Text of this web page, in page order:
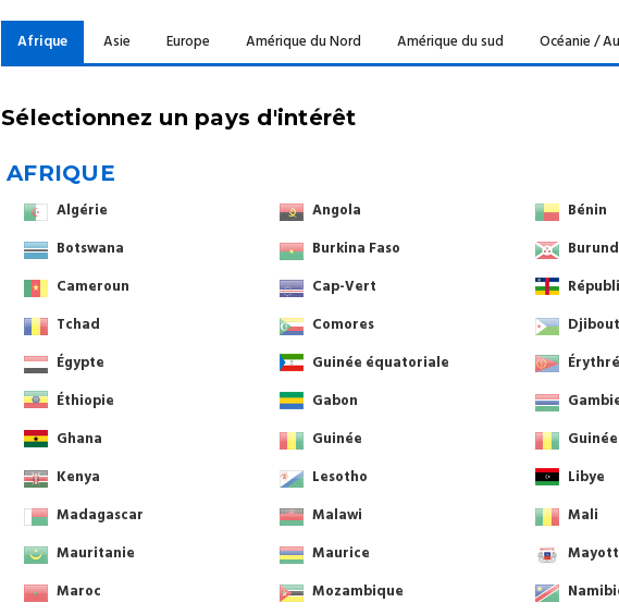
Afrique Asie Europe Amérique du Nord Amérique du sud Océanie /
Sélectionnez un pays d'intérêt
AFRIQUE
Algérie Angola
Bénin
Botswana
Burkina Faso
Cameroun
Cap-Vert
Tchad
Comores
Égypte
Guinée équatoriale
Éthiopie
Gabon
Ghana
Guinée
Kenya
Lesotho
Libye
Madagascar
Malawi
Mali
Mauritanie
Maurice
Maroc
Mozambique